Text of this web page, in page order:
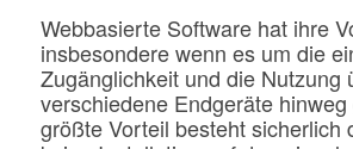
Webbasierte Software hat ihre
insbesondere wenn es um die
Zugänglichkeit und die Nutzung
verschiedene Endgeräte
größte Vorteil besteht sicherlich